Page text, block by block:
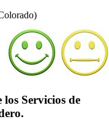
Servicios de